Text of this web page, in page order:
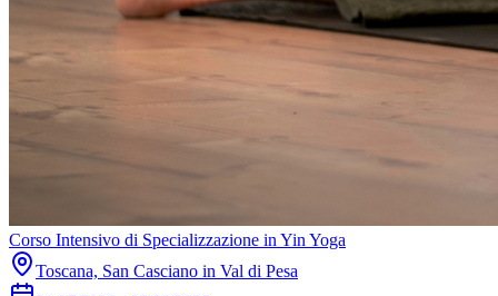
Corso Intensivo di Specializzazione in Yin Yoga
Toscana, San Casciano in Val di Pesa